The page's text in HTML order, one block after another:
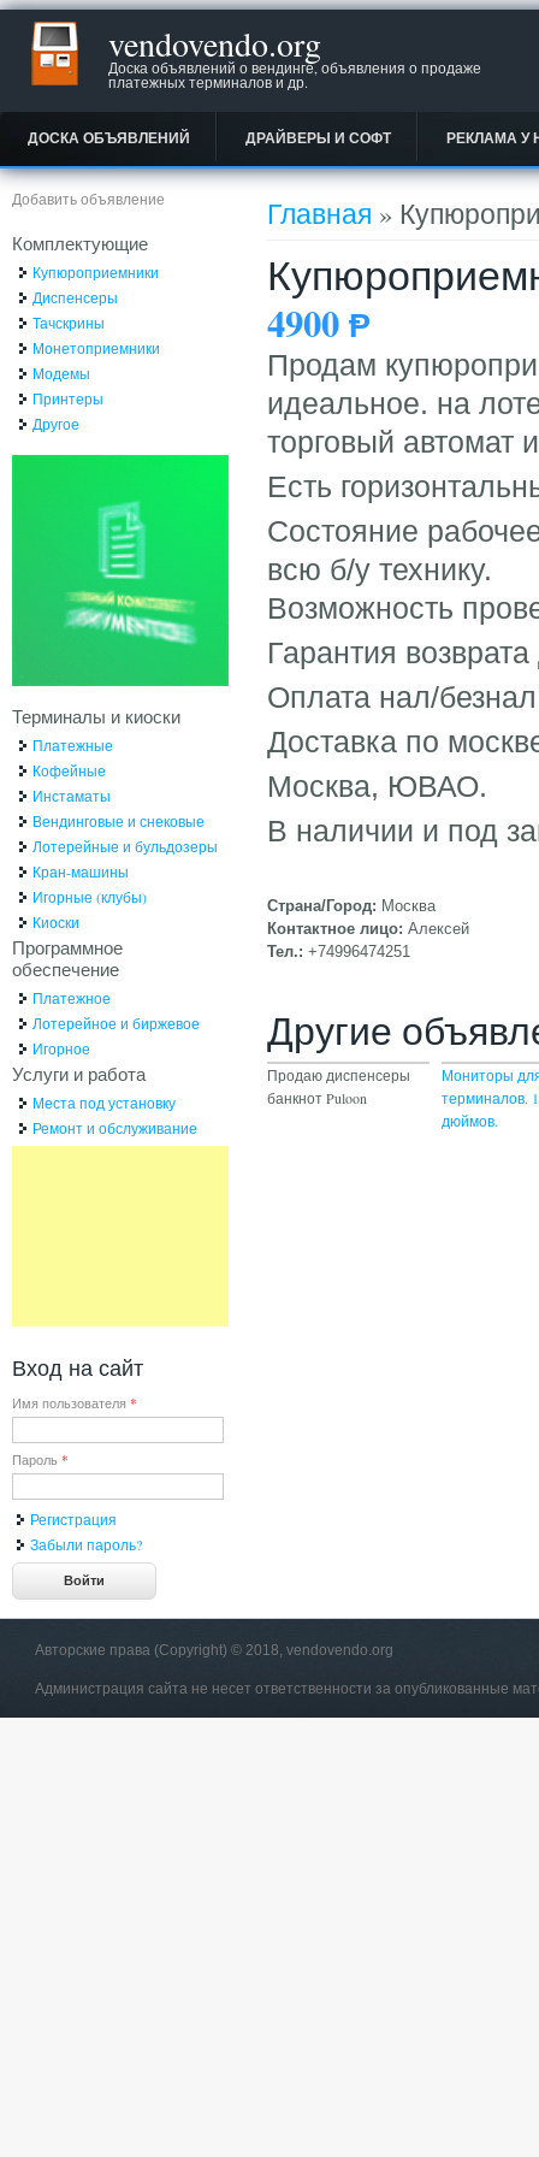
vendovendo.org
Доска объявлений о вендинге, объявления о продаже
платежных терминалов и др.
ДОСКА ОБЪЯВЛЕНИЙ ДРАЙВЕРЫ И СОФТ РЕКЛАМА У
Вы здесь
Главная »
4900 Ᵽ
Продам
идеальное. на
торговый автомат
Есть
Cостояние
всю б/у технику.
Возможность
Гарантия
Оплата нал/
Доставка по
Москва, ЮВАО.
В наличии и под
Страна/Город: Москва
Контактное лицо: Алексей
Тел.: +74996474251
Другие
Продаю диспенсеры
банкнот Puloon
Мониторы
терминалов.
дюймов.
Добавить объявление
Комплектующие
Купюроприемники
Диспенсеры
Тачскрины
Монетоприемники
Модемы
Принтеры
Другое
Терминалы и киоски
Платежные
Кофейные
Инстаматы
Вендинговые и снековые
Лотерейные и бульдозеры
Кран-машины
Игорные (клубы)
Киоски
Программное
обеспечение
Платежное
Лотерейное и биржевое
Игорное
Услуги и работа
Места под установку
Ремонт и обслуживание
Вход на сайт
Имя пользователя *
Пароль *
Регистрация
Забыли пароль?
Авторские права (Copyright) © 2018, vendovendo.org
Администрация сайта не несет ответственности за опубликованные